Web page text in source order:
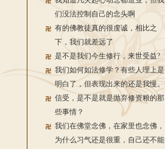
们没法控制自己的念头啊
有的佛教徒真的很虔诚，相比之
下，我们就差远了
是不是我们今生修行，来世受益?
我们如何如法修学？有些人理上是
明白了，但表现出来的还是我慢。
信受，是不是就是抛弃修资粮的那
些事情？
我们在佛堂念佛，在家里也念佛，
为什么习气还是很重，自己还不能